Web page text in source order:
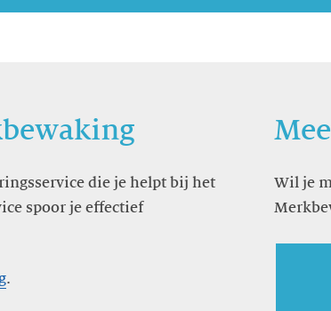
die je helpt bij het
spoor je effectief
.
Wil je